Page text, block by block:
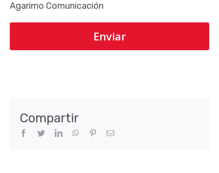
Agarimo Comunicación
Compartir
Facebook
TwitterLinkedIn
WhatsApp
Pinterest
Correo